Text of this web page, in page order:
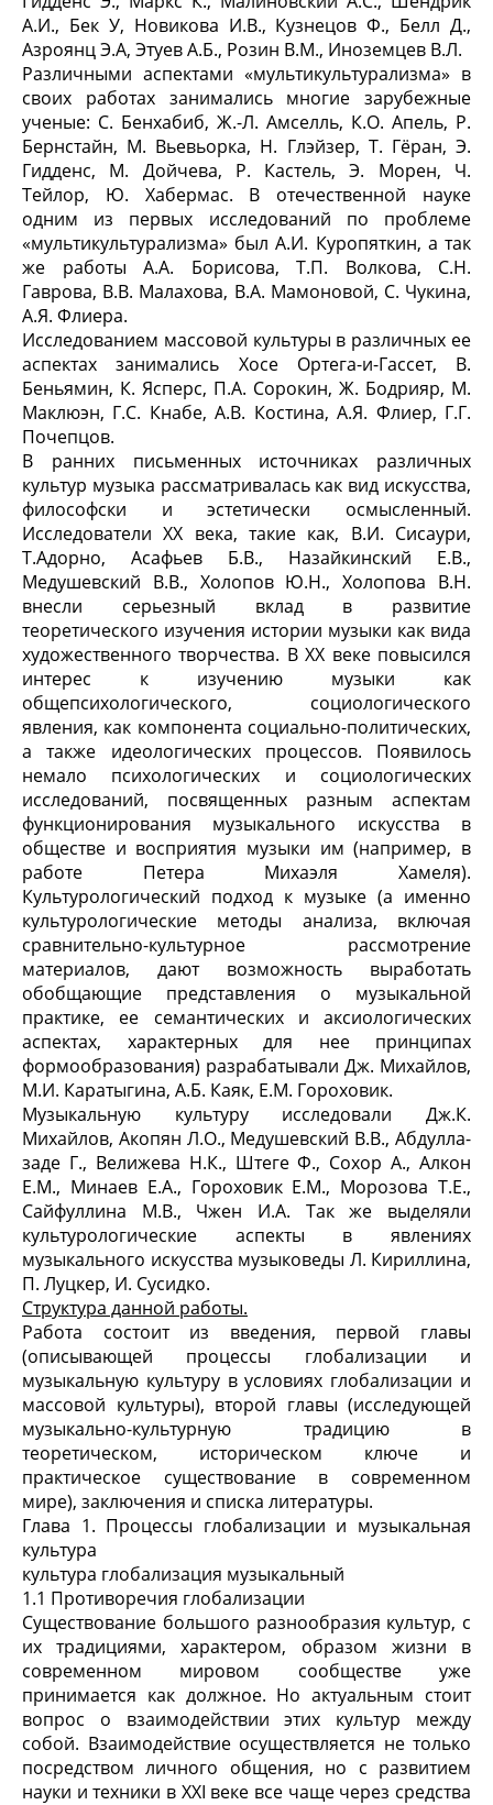
А.И., Бек У, Новикова И.В., Кузнецов Ф., Белл Д.,
Азроянц Э.А, Этуев А.Б., Розин В.М., Иноземцев В.Л.
Различными аспектами «мультикультурализма» в
своих работах занимались многие зарубежные
ученые: С. Бенхабиб, Ж.-Л. Амселль, К.О. Апель, Р.
Бернстайн, М. Вьевьорка, Н. Глэйзер, Т. Гёран, Э.
Гидденс, М. Дойчева, Р. Кастель, Э. Морен, Ч.
Тейлор, Ю. Хабермас. В отечественной науке
одним из первых исследований по проблеме
«мультикультурализма» был А.И. Куропяткин, а так
же работы А.А. Борисова, Т.П. Волкова, С.Н.
Гаврова, В.В. Малахова, В.А. Мамоновой, С. Чукина,
А.Я. Флиера.
Исследованием массовой культуры в различных ее
аспектах занимались Хосе Ортега-и-Гассет, В.
Беньямин, К. Ясперс, П.А. Сорокин, Ж. Бодрияр, М.
Маклюэн, Г.С. Кнабе, А.В. Костина, А.Я. Флиер, Г.Г.
Почепцов.
В ранних письменных источниках различных
культур музыка рассматривалась как вид искусства,
философски и эстетически осмысленный.
Исследователи ХХ века, такие как, В.И. Сисаури,
Т.Адорно, Асафьев Б.В., Назайкинский Е.В.,
Медушевский В.В., Холопов Ю.Н., Холопова В.Н.
внесли серьезный вклад в развитие
теоретического изучения истории музыки как вида
художественного творчества. В ХХ веке повысился
интерес к изучению музыки как
общепсихологического, социологического
явления, как компонента социально-политических,
а также идеологических процессов. Появилось
немало психологических и социологических
исследований, посвященных разным аспектам
функционирования музыкального искусства в
обществе и восприятия музыки им (например, в
работе Петера Михаэля Хамеля).
Культурологический подход к музыке (а именно
культурологические методы анализа, включая
сравнительно-культурное рассмотрение
материалов, дают возможность выработать
обобщающие представления о музыкальной
практике, ее семантических и аксиологических
аспектах, характерных для нее принципах
формообразования) разрабатывали Дж. Михайлов,
М.И. Каратыгина, А.Б. Каяк, Е.М. Гороховик.
Музыкальную культуру исследовали Дж.К.
Михайлов, Акопян Л.О., Медушевский В.В., Абдулла-
заде Г., Велижева Н.К., Штеге Ф., Сохор А., Алкон
Е.М., Минаев Е.А., Гороховик Е.М., Морозова Т.Е.,
Сайфуллина М.В., Чжен И.А. Так же выделяли
культурологические аспекты в явлениях
музыкального искусства музыковеды Л. Кириллина,
П. Луцкер, И. Сусидко.
Структура данной работы.
Работа состоит из введения, первой главы
(описывающей процессы глобализации и
музыкальную культуру в условиях глобализации и
массовой культуры), второй главы (исследующей
музыкально-культурную традицию в
теоретическом, историческом ключе и
практическое существование в современном
мире), заключения и списка литературы.
Глава 1. Процессы глобализации и музыкальная
культура
культура глобализация музыкальный
1.1 Противоречия глобализации
Существование большого разнообразия культур, с
их традициями, характером, образом жизни в
современном мировом сообществе уже
принимается как должное. Но актуальным стоит
вопрос о взаимодействии этих культур между
собой. Взаимодействие осуществляется не только
посредством личного общения, но с развитием
науки и техники в XXI веке все чаще через средства